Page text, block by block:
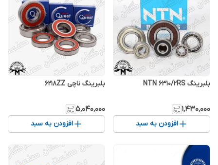
بلبرینگ NTN 6310/2RS
۱٬۴۳۰٬۰۰۰
افزودن به سبد
بلبرینگ ناچی 6218ZZ
۵٬۰۴۰٬۰۰۰
افزودن به سبد